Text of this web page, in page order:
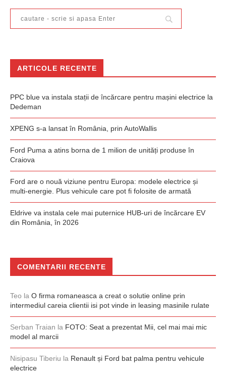
ARTICOLE RECENTE
PPC blue va instala stații de încărcare pentru mașini electrice la
Dedeman
XPENG s-a lansat în România, prin AutoWallis
Ford Puma a atins borna de 1 milion de unități produse în
Craiova
Ford are o nouă viziune pentru Europa: modele electrice și
multi-energie. Plus vehicule care pot fi folosite de armată
Eldrive va instala cele mai puternice HUB-uri de încărcare EV
din România, în 2026
COMENTARII RECENTE
Teo la O firma romaneasca a creat o solutie online prin
intermediul careia clientii isi pot vinde in leasing masinile rulate
Serban Traian la FOTO: Seat a prezentat Mii, cel mai mai mic
model al marcii
Nisipasu Tiberiu la Renault și Ford bat palma pentru vehicule
electrice